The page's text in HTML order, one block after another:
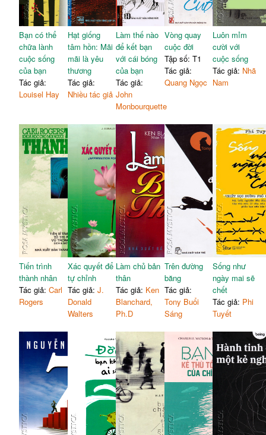
Bạn có thể
chữa lành
cuộc sống
của bạn
Tác giả:
Louisel Hay
Hạt giống
tâm hồn: Mãi
mãi là yêu
thương
Tác giả:
Nhiều tác giả
Làm thế nào
để kết bạn
với cái bóng
của bạn
Tác giả:
John
Monbourquette
Vòng quay
cuộc đời
Tập số: T1
Tác giả:
Quang Ngọc
Luôn mỉm
cười với
cuộc sống
Tác giả: Nhã
Nam
Tiến trình
thành nhân
Tác giả:Carl
Rogers
Xác quyết để
tự chỉnh
Tác giả: J.
Donald
Walters
Làm chủ bản
thân
Tác giả: Ken
Blanchard,
Ph.D
Trên đường
băng
Tác giả:
Tony Buổi
Sáng
Sống như
ngày mai sẽ
chết
Tác giả: Phi
Tuyết